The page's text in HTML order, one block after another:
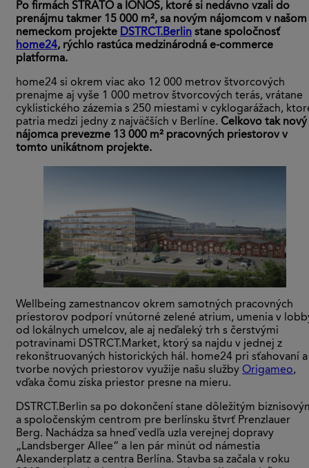
Po firmách STRATO a IONOS, ktoré si nedávno vzali do
prenájmu takmer 15 000 m², sa novým nájomcom v našom
nemeckom projekte DSTRCT.Berlin stane spoločnosť
home24, rýchlo rastúca medzinárodná e-commerce
platforma.
home24 si okrem viac ako 12 000 metrov štvorcových
prenajme aj vyše 1 000 metrov štvorcových terás, vrátane
cyklistického zázemia s 250 miestami v cyklogarážach,
patria medzi jedny z najväčších v Berlíne. Celkovo tak nový
nájomca prevezme 13 000 m² pracovných priestorov v
tomto unikátnom projekte.
Wellbeing zamestnancov okrem samotných pracovných
priestorov podporí vnútorné zelené atrium, umenia v
od lokálnych umelcov, ale aj neďaleký trh s čerstvými
potravinami DSTRCT.Market, ktorý sa najdu v jednej z
rekonštruovaných historických hál. home24 pri sťahovaní a
tvorbe nových priestorov využije našu služby Origameo,
vďaka čomu získa priestor presne na mieru.
DSTRCT.Berlin sa po dokončení stane dôležitým
a spoločenským centrom pre berlínsku štvrť Prenzlauer
Berg. Nachádza sa hneď vedľa uzla verejnej dopravy
„Landsberger Allee“ a len pár minút od námestia
Alexanderplatz a centra Berlína. Stavba sa začala v roku